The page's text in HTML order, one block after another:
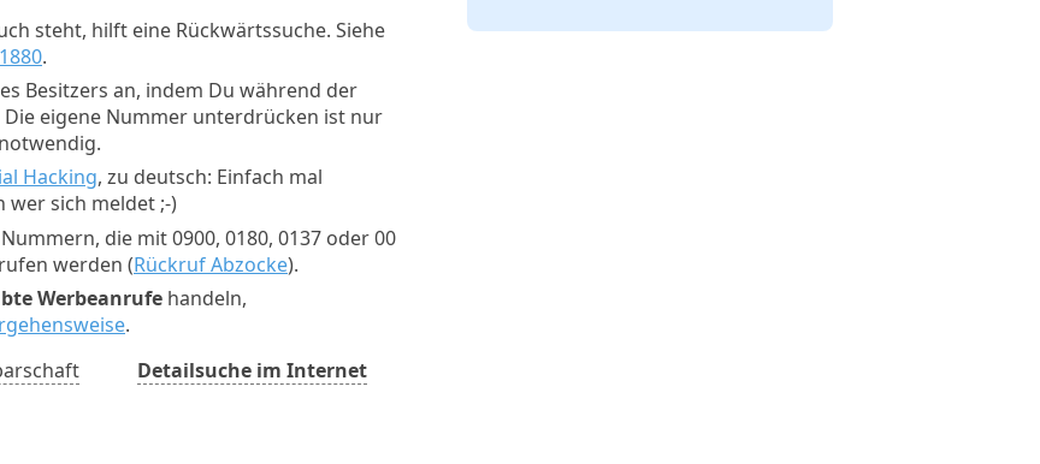
steht, hilft eine Rückwärtssuche. Siehe
.
Besitzers an, indem Du während der
eigene Nummer unterdrücken ist nur
Hacking, zu deutsch: Einfach mal
wer sich meldet ;-)
die mit 0900, 0180, 0137 oder 00
werden (Rückruf Abzocke).
Werbeanrufe handeln,
.
Detailsuche im Internet